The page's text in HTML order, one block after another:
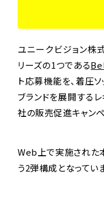
ユニークビジョン株
リーズの1つである
ト応募機能を、着圧ソ
ブランドを展開する
社の販売促進キャン
Web上で実施された
う2弾構成となってい